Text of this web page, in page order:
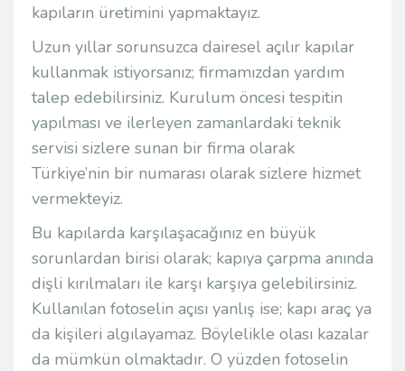
kapıların üretimini yapmaktayız.
Uzun yıllar sorunsuzca dairesel açılır kapılar
kullanmak istiyorsanız; firmamızdan yardım
talep edebilirsiniz. Kurulum öncesi tespitin
yapılması ve ilerleyen zamanlardaki teknik
servisi sizlere sunan bir firma olarak
Türkiye’nin bir numarası olarak sizlere hizmet
vermekteyiz.
Bu kapılarda karşılaşacağınız en büyük
sorunlardan birisi olarak; kapıya çarpma anında
dişli kırılmaları ile karşı karşıya gelebilirsiniz.
Kullanılan fotoselin açısı yanlış ise; kapı araç ya
da kişileri algılayamaz. Böylelikle olası kazalar
da mümkün olmaktadır. O yüzden fotoselin